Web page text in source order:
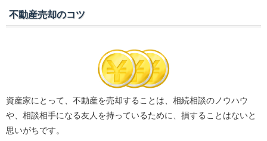
不動産売却のコツ
資産家にとって、不動産を売却することは、相続相談のノウハウ
や、相談相手になる友人を持っているために、損することはないと
思いがちです。